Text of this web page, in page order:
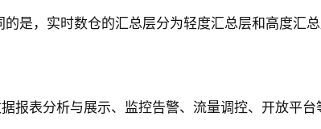
是，实时数仓的汇总层分为轻度汇总层和高度汇
报表分析与展示、监控告警、流量调控、开放平台